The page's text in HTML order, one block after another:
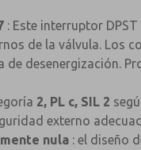
: Este interruptor
de la válvula. Los
desenergización.
2, PL c, SIL 2
externo
nula : el diseño